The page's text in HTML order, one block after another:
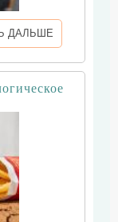
ДАЛЬШЕ